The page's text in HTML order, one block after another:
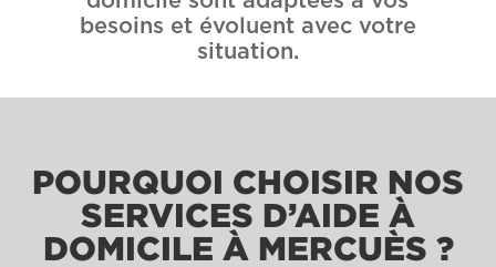
besoins et évoluent avec votre
situation.
POURQUOI CHOISIR NOS
SERVICES D’AIDE À
DOMICILE À MERCUÈS ?